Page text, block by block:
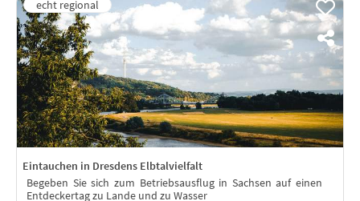
Eintauchen in Dresdens Elbtalvielfalt
Begeben Sie sich zum Betriebsausflug in Sachsen auf einen
Entdeckertag zu Lande und zu Wasser